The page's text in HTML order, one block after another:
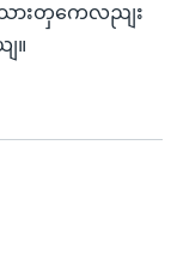
သားတှကေလညျး
။